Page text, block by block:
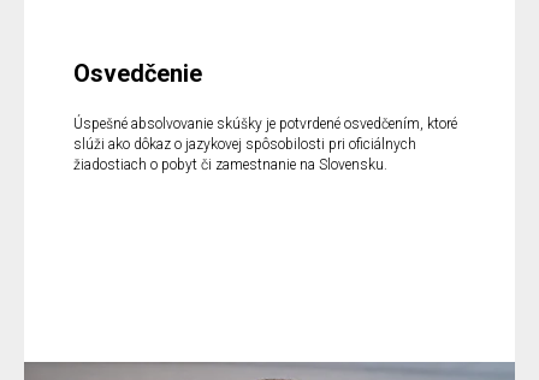
Osvedčenie
Úspešné absolvovanie skúšky je potvrdené osvedčením, ktoré
slúži ako dôkaz o jazykovej spôsobilosti pri oficiálnych
žiadostiach o pobyt či zamestnanie na Slovensku.